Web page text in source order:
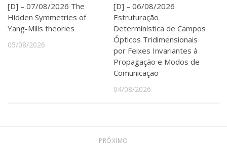
[D] – 07/08/2026 The
Hidden Symmetries of
Yang-Mills theories
05/08/2026
[D] – 06/08/2026
Estruturação
Determinística de Campos
Ópticos Tridimensionais
por Feixes Invariantes à
Propagação e Modos de
Comunicação
04/08/2026
PRÓXIMO